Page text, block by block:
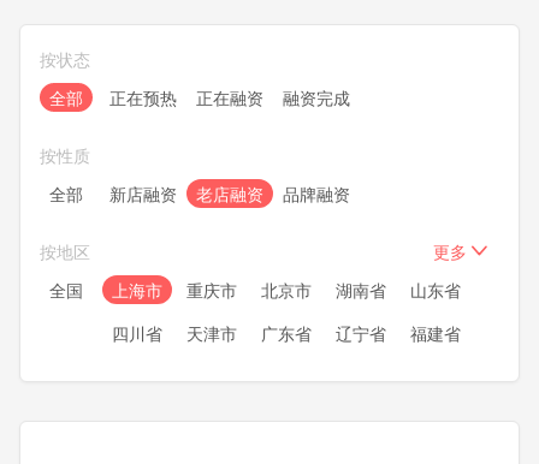
按状态
全部
正在预热 正在融资 融资完成
按性质
全部
新店融资 老店融资 品牌融资
按地区
更多
全国
上海市 重庆市 北京市 湖南省
山东省
四川省
天津市 广东省 辽宁省
福建省
浙江省
安徽省 湖北省 江苏省
河南省
河北省
黑龙江 内蒙古 新疆
甘肃省